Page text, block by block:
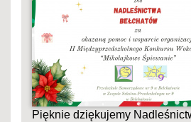
Pięknie dziękujemy